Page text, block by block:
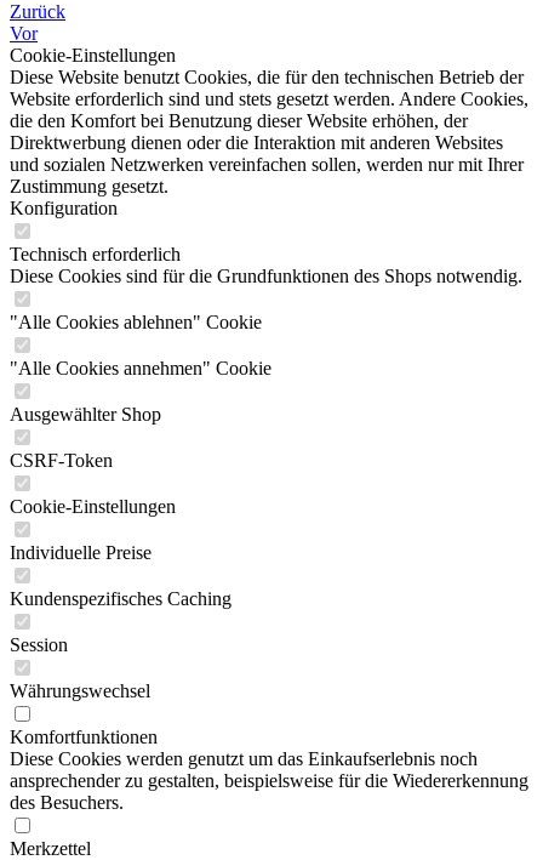
Zurück
Vor
Cookie-Einstellungen
Diese Website benutzt Cookies, die für den technischen Betrieb der
Website erforderlich sind und stets gesetzt werden. Andere Cookies,
die den Komfort bei Benutzung dieser Website erhöhen, der
Direktwerbung dienen oder die Interaktion mit anderen Websites
und sozialen Netzwerken vereinfachen sollen, werden nur mit Ihrer
Zustimmung gesetzt.
Konfiguration
Technisch erforderlich
Diese Cookies sind für die Grundfunktionen des Shops notwendig.
"Alle Cookies ablehnen" Cookie
"Alle Cookies annehmen" Cookie
Ausgewählter Shop
CSRF-Token
Cookie-Einstellungen
Individuelle Preise
Kundenspezifisches Caching
Session
Währungswechsel
Komfortfunktionen
Diese Cookies werden genutzt um das Einkaufserlebnis noch
ansprechender zu gestalten, beispielsweise für die Wiedererkennung
des Besuchers.
Merkzettel